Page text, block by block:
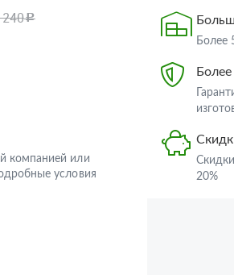
c
компанией или
условия
Более
20%